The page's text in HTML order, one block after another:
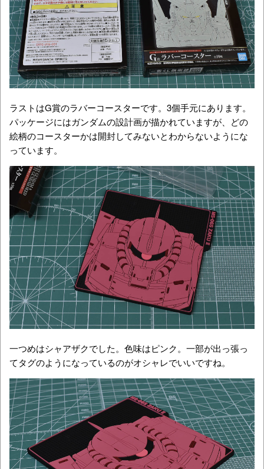
ラストはG賞のラバーコースターです。3個手元にあります。
パッケージにはガンダムの設計画が描かれていますが、どの
絵柄のコースターかは開封してみないとわからないようにな
っています。
一つめはシャアザクでした。色味はピンク。一部が出っ張っ
てタグのようになっているのがオシャレでいいですね。